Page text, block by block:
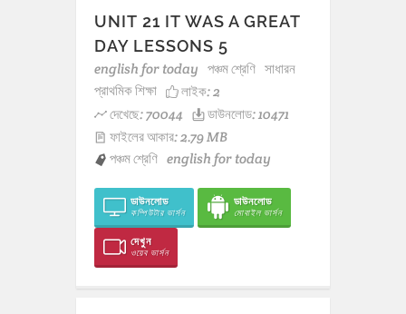
UNIT 21 IT WAS A GREAT
DAY LESSONS 5
english for today পঞ্চম শ্রেণি সাধারন
প্রাথমিক শিক্ষা
লাইক:2
দেখেছে: 70044
ডাউনলোড: 10471
ফাইলের আকার: 2.79 MB
পঞ্চম শ্রেণি english for today
ডাউনলোড
কম্পিউটার ভার্সন
ডাউনলোড
মোবাইল ভার্সন
দেখুন
ওয়েব ভার্সন